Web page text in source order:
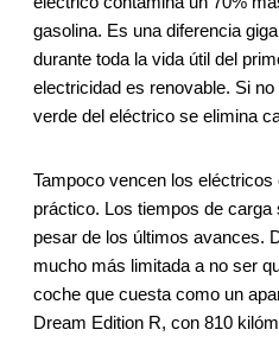
gasolina. Es una diferencia
durante toda la vida útil del
electricidad es renovable. Si
verde del eléctrico se elimina
Tampoco vencen los
práctico. Los tiempos de
pesar de los últimos avances.
mucho más limitada a no ser
coche que cuesta como un
Dream Edition R, con 810